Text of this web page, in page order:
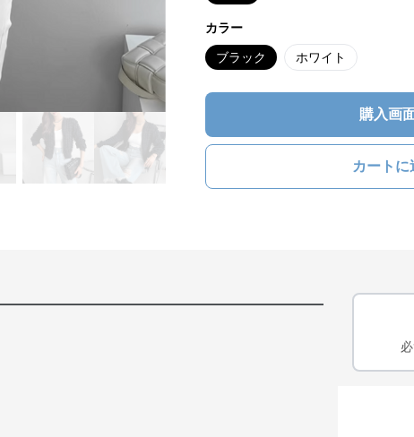
カラー
ブラック ホワイト
購入画
カートに